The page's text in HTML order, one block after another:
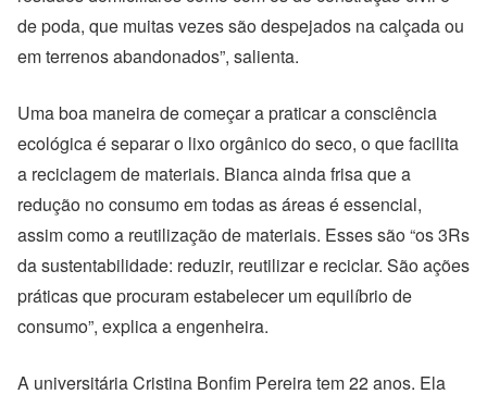
de poda, que muitas vezes são despejados na calçada ou
em terrenos abandonados”, salienta.
Uma boa maneira de começar a praticar a consciência
ecológica é separar o lixo orgânico do seco, o que facilita
a reciclagem de materiais. Bianca ainda frisa que a
redução no consumo em todas as áreas é essencial,
assim como a reutilização de materiais. Esses são “os 3Rs
da sustentabilidade: reduzir, reutilizar e reciclar. São ações
práticas que procuram estabelecer um equilíbrio de
consumo”, explica a engenheira.
A universitária Cristina Bonfim Pereira tem 22 anos. Ela